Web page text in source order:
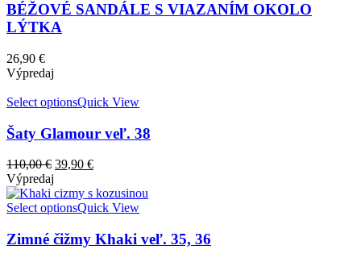
BÉŽOVÉ SANDÁLE S VIAZANÍM OKOLO
LÝTKA
26,90 €
Výpredaj
Select optionsQuick View
Šaty Glamour veľ. 38
110,00€ 39,90 €
Výpredaj
Select optionsQuick View
Zimné čižmy Khaki veľ. 35, 36